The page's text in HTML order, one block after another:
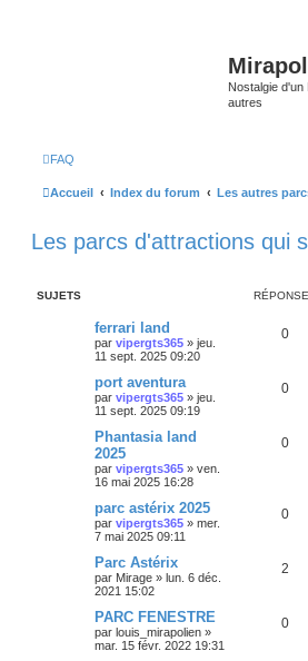
Nostalgie
autres
FAQ
Accueil Index du forum Les autres
Les parcs d'attractions qui
SUJETS
ferrari land
par vipergts365 » jeu.
11 sept. 2025 09:20
0
port aventura
par vipergts365 » jeu.
11 sept. 2025 09:19
0
Phantasia land
2025
par vipergts365 » ven.
16 mai 2025 16:28
0
parc astérix 2025
par vipergts365 » mer.
7 mai 2025 09:11
0
Parc Astérix
par Mirage » lun. 6 déc.
2021 15:02
2
PARC FENESTRE
par louis_mirapolien »
mar. 15 févr. 2022 19:31
0